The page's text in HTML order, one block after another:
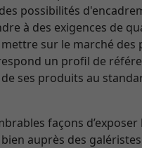
possibilités
à des exigences de
sur le marché des
un profil de
ses produits au
façons d’exposer
auprès des